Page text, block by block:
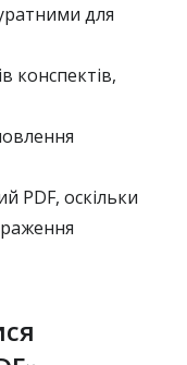
для
конспектів,
PDF, оскільки